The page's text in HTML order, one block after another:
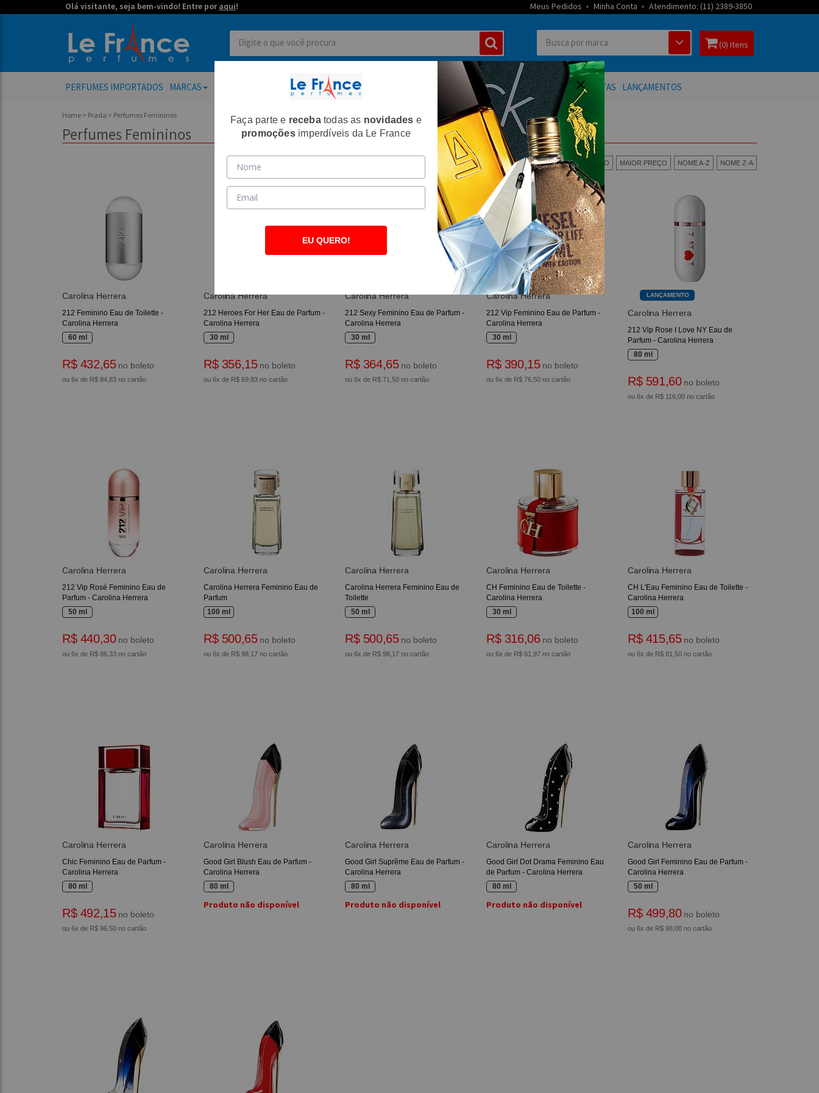
Olá visitante, seja bem-vindo! Entre poraqui! Meus Pedidos Minha Conta Atendimento: (11) 2389-3850
(0) Itens
PERFUMES IMPORTADOS MARCAS PERFUMES FEMININOS PERFUMES MASCULINOS TIPOS DE PERFUMES CORPO E BANHO OFERTAS LANÇAMENTOS
Home > Prada > Perfumes Femininos
Perfumes Femininos
Ordenar por: MENOR PREÇO MAIOR PREÇO NOME A-Z NOME Z-A
Carolina Herrera
212 Feminino Eau de Toilette -
Carolina Herrera
60 ml
R$ 432,65no boleto
ou 6x de R$ 84,83 no cartão
Carolina Herrera
212 Heroes For Her Eau de Parfum -
Carolina Herrera
30 ml
R$ 356,15no boleto
ou 6x de R$ 69,83 no cartão
Carolina Herrera
212 Sexy Feminino Eau de Parfum -
Carolina Herrera
30 ml
R$ 364,65no boleto
ou 6x de R$ 71,50 no cartão
Carolina Herrera
212 Vip Feminino Eau de Parfum -
Carolina Herrera
30 ml
R$ 390,15no boleto
ou 6x de R$ 76,50 no cartão
LANÇAMENTO
Carolina Herrera
212 Vip Rose I Love NY Eau de
Parfum - Carolina Herrera
80 ml
R$ 591,60no boleto
ou 6x de R$ 116,00 no cartão
Carolina Herrera
212 Vip Rosé Feminino Eau de
Parfum - Carolina Herrera
50 ml
R$ 440,30no boleto
ou 6x de R$ 86,33 no cartão
Carolina Herrera
Carolina Herrera Feminino Eau de
Parfum
100 ml
R$ 500,65no boleto
ou 6x de R$ 98,17 no cartão
Carolina Herrera
Carolina Herrera Feminino Eau de
Toilette
50 ml
R$ 500,65no boleto
ou 6x de R$ 98,17 no cartão
Carolina Herrera
CH Feminino Eau de Toilette -
Carolina Herrera
30 ml
R$ 316,06no boleto
ou 6x de R$ 61,97 no cartão
Carolina Herrera
CH L'Eau Feminino Eau de Toilette -
Carolina Herrera
100 ml
R$ 415,65no boleto
ou 6x de R$ 81,50 no cartão
Carolina Herrera
Chic Feminino Eau de Parfum -
Carolina Herrera
80 ml
R$ 492,15no boleto
ou 6x de R$ 96,50 no cartão
Carolina Herrera
Good Girl Blush Eau de Parfum -
Carolina Herrera
80 ml
Produto não disponível
Carolina Herrera
Good Girl Suprême Eau de Parfum -
Carolina Herrera
80 ml
Produto não disponível
Carolina Herrera
Good Girl Dot Drama Feminino Eau
de Parfum - Carolina Herrera
80 ml
Produto não disponível
Carolina Herrera
Good Girl Feminino Eau de Parfum -
Carolina Herrera
50 ml
R$ 499,80no boleto
ou 6x de R$ 98,00 no cartão
Faça parte e recebatodas as novidades e
promoçõesimperdíveis da Le France
EU QUERO!